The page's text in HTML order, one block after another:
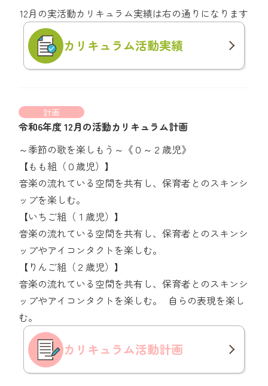
12月の実活動カリキュラム実績は右の通りになります
カリキュラム活動実績
計画
令和6年度 12月の活動カリキュラム計画
～季節の歌を楽しもう～《０～２歳児》
【もも組（０歳児）】
音楽の流れている空間を共有し、保育者とのスキンシ
ップを楽しむ。
【いちご組（１歳児）】
音楽の流れている空間を共有し、保育者とのスキンシ
ップやアイコンタクトを楽しむ。
【りんご組（２歳児）】
音楽の流れている空間を共有し、保育者とのスキンシ
ップやアイコンタクトを楽しむ。 自らの表現を楽し
む。
カリキュラム活動計画